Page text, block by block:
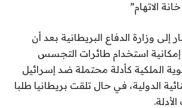
الاتهام”
إلى وزارة الدفاع البريطانية بعد أن
استخدام طائرات التجسس
الملكية كأدلة محتملة ضد إسرائيل
الدولية، في حال تلقت بريطانيا طلبا